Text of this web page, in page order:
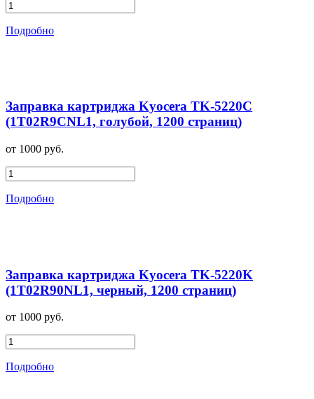
Подробно
Заправка картриджа Kyocera TK-5220C
(1T02R9CNL1, голубой, 1200 страниц)
от 1000 руб.
Подробно
Заправка картриджа Kyocera TK-5220K
(1T02R90NL1, черный, 1200 страниц)
от 1000 руб.
Подробно